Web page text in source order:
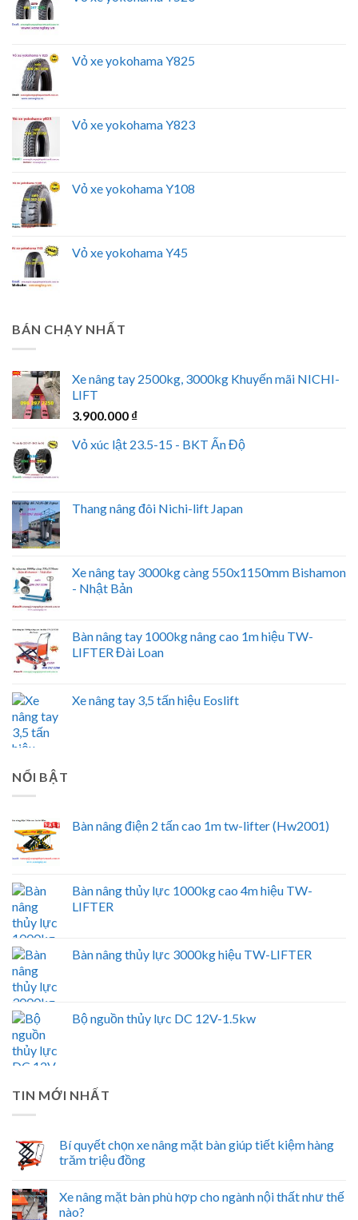
Vỏ xe yokohama Y825
Vỏ xe yokohama Y823
Vỏ xe yokohama Y108
Vỏ xe yokohama Y45
BÁN CHẠY NHẤT
Xe nâng tay 2500kg, 3000kg Khuyến mãi NICHI-
LIFT
3.900.000 ₫
Vỏ xúc lật 23.5-15 - BKT Ấn Độ
Thang nâng đôi Nichi-lift Japan
Xe nâng tay 3000kg càng 550x1150mm Bishamon
- Nhật Bản
Bàn nâng tay 1000kg nâng cao 1m hiệu TW-
LIFTER Đài Loan
Xe nâng tay 3,5 tấn hiệu Eoslift
NỔI BẬT
Bàn nâng điện 2 tấn cao 1m tw-lifter (Hw2001)
Bàn nâng thủy lực 1000kg cao 4m hiệu TW-
LIFTER
Bàn nâng thủy lực 3000kg hiệu TW-LIFTER
Bộ nguồn thủy lực DC 12V-1.5kw
TIN MỚI NHẤT
Bí quyết chọn xe nâng mặt bàn giúp tiết kiệm hàng
trăm triệu đồng
Xe nâng mặt bàn phù hợp cho ngành nội thất như thế
nào?